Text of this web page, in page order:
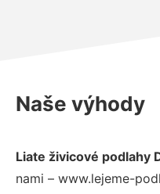
Naše výhody
Liate živicové podlahy
nami – www.lejeme-